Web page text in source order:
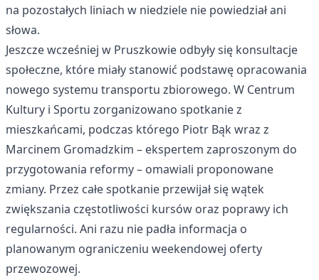
na pozostałych liniach w niedziele nie powiedział ani
słowa.
Jeszcze wcześniej w Pruszkowie odbyły się konsultacje
społeczne, które miały stanowić podstawę opracowania
nowego systemu transportu zbiorowego. W Centrum
Kultury i Sportu zorganizowano spotkanie z
mieszkańcami, podczas którego Piotr Bąk wraz z
Marcinem Gromadzkim – ekspertem zaproszonym do
przygotowania reformy – omawiali proponowane
zmiany. Przez całe spotkanie przewijał się wątek
zwiększania częstotliwości kursów oraz poprawy ich
regularności. Ani razu nie padła informacja o
planowanym ograniczeniu weekendowej oferty
przewozowej.